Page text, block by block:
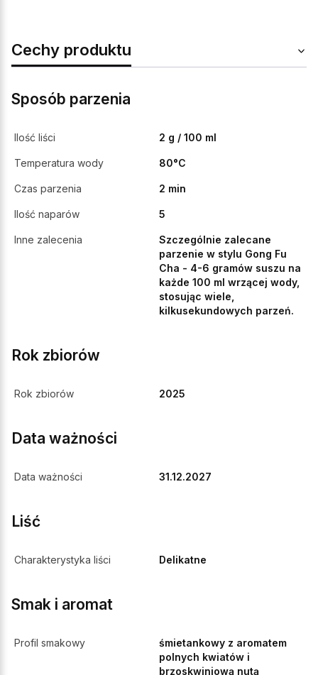
Cechy produktu
Sposób parzenia
Ilość liści 2 g / 100 ml
Temperatura wody 80°C
Czas parzenia 2 min
Ilość naparów 5
Inne zalecenia
Szczególnie zalecane
parzenie w stylu Gong Fu
Cha - 4-6 gramów suszu na
każde 100 ml wrzącej wody,
stosując wiele,
kilkusekundowych parzeń.
Rok zbiorów
Rok zbiorów 2025
Data ważności
Data ważności 31.12.2027
Liść
Charakterystyka liści Delikatne
Smak i aromat
Profil smakowy
śmietankowy z aromatem
polnych kwiatów i
brzoskwiniową nutą